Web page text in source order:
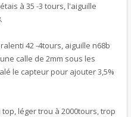
à 35 -3 tours, l'aiguille
42 -4tours, aiguille n68b
calle de 2mm sous les
le capteur pour ajouter 3,5%
léger trou à 2000tours, trop